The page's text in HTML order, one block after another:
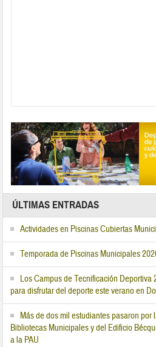
ÚLTIMAS ENTRADAS
Actividades en Piscinas Cubiertas
Temporada de Piscinas Municipales
Los Campus de Tecnificación
para disfrutar del deporte este verano en
Más de dos mil estudiantes pasaron por
Bibliotecas Municipales y del Edificio
a la PAU